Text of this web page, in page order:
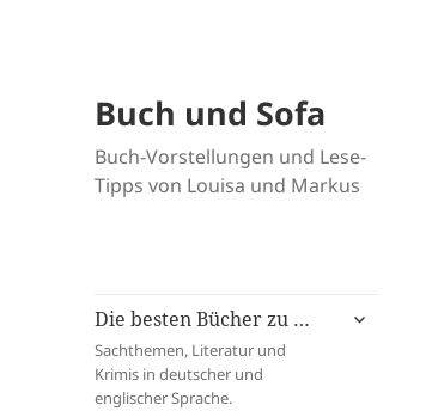
Buch und Sofa
Buch-Vorstellungen und Lese-
Tipps von Louisa und Markus
Die besten Bücher zu …
Sachthemen, Literatur und
Krimis in deutscher und
englischer Sprache.
untermenü